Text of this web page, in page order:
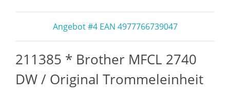
Angebot #4 EAN 4977766739047
211385 * Brother MFCL 2740
DW / Original Trommeleinheit